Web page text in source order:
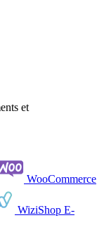
et
WooCommerce
WiziShop E-